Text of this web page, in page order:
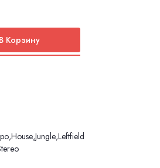
Корзину
,House,Jungle,Leftfield